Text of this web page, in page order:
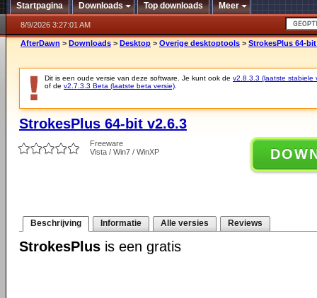
Startpagina Downloads Top downloads Meer
8/9/2026 3:27:01 AM
AfterDawn > Downloads > Desktop > Overige desktoptools > StrokesPlus 64-bit
Dit is een oude versie van deze software. Je kunt ook de v2.8.3.3 (laatste stabiele
of de v2.7.3.3 Beta (laatste beta versie)
StrokesPlus 64-bit v2.6.3
Freeware
Vista / Win7 / WinXP
Beschrijving Informatie Alle versies Reviews
StrokesPlus is een gratis